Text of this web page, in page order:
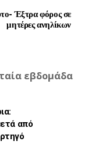
Έξτρα φόρος σε
μητέρες ανηλίκων
εβδομάδα
από